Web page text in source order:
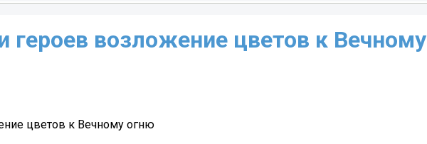
героев возложение цветов к Вечному
цветов к Вечному огню